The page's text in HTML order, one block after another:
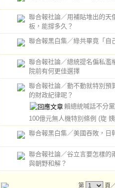
聯合報社論／用補貼堆出的天
板，能撐多久？
聯合報黑白集／綠共畢竟「自
聯合報社論／總統提名偏私濫
院前有何更佳選擇
聯合報社論／動不動就特別預
的財政紀律呢？
賴總統喊話不分
100億元無人機特別條例 (琁
聯合報黑白集／美國吞敗，日
聯合報社論／谷立言要怎樣的
與朝野和解？
第 頁